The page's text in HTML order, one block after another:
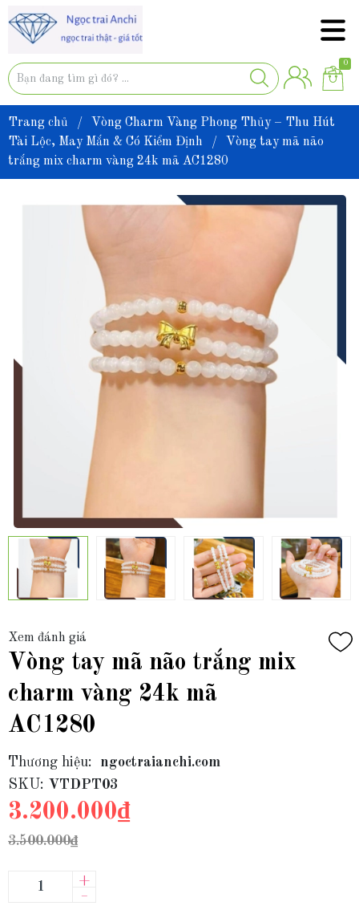
0
Trang chủ /
Vòng Charm Vàng Phong Thủy – Thu Hút
Tài Lộc, May Mắn & Có Kiểm Định
/
Vòng tay mã não
trắng mix charm vàng 24k mã AC1280
Xem đánh giá
Vòng tay mã não trắng mix
charm vàng 24k mã
AC1280
Thương hiệu:
ngoctraianchi.com
SKU: VTDPT03
3.200.000₫
3.500.000₫
–
+